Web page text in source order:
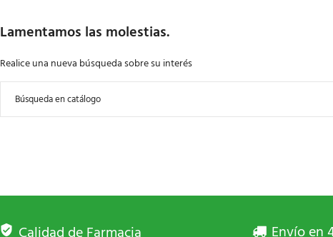
Lamentamos las molestias.
Realice una nueva búsqueda sobre su interés